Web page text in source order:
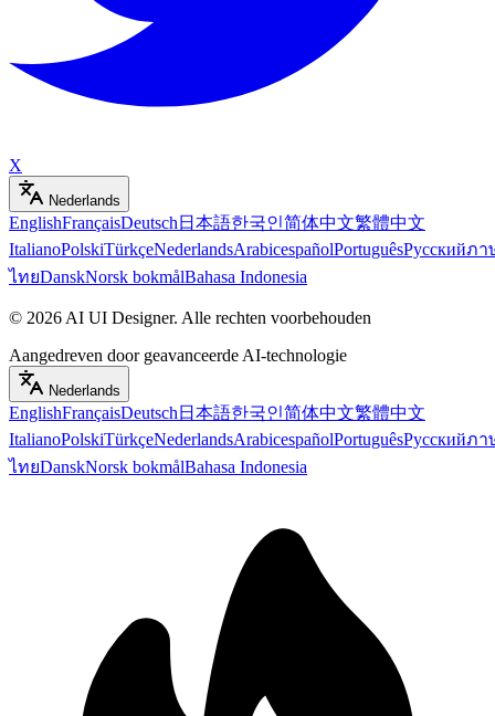
X
Nederlands
EnglishFrançaisDeutsch 日本語한국인简体中文繁體中文
ItalianoPolskiTürkçeNederlandsArabicespañolPortuguêsРусскийภา
ไทยDanskNorsk bokmålBahasa Indonesia
© 2026 AI UI Designer. Alle rechten voorbehouden
Aangedreven door geavanceerde AI-technologie
Nederlands
EnglishFrançaisDeutsch 日本語한국인简体中文繁體中文
ItalianoPolskiTürkçeNederlandsArabicespañolPortuguêsРусскийภา
ไทยDanskNorsk bokmålBahasa Indonesia